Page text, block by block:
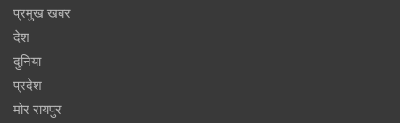
प्रमुख खबर
देश
दुनिया
प्रदेश
मोर रायपुर